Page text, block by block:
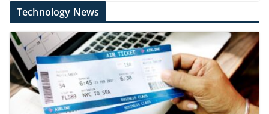
Technology News